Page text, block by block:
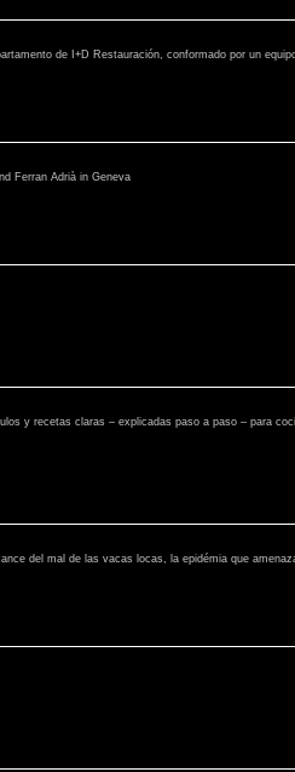
de I+D Restauración, conformado por un
Ferran Adrià in Geneva
y recetas claras – explicadas paso a paso – para
del mal de las vacas locas, la epidémia que